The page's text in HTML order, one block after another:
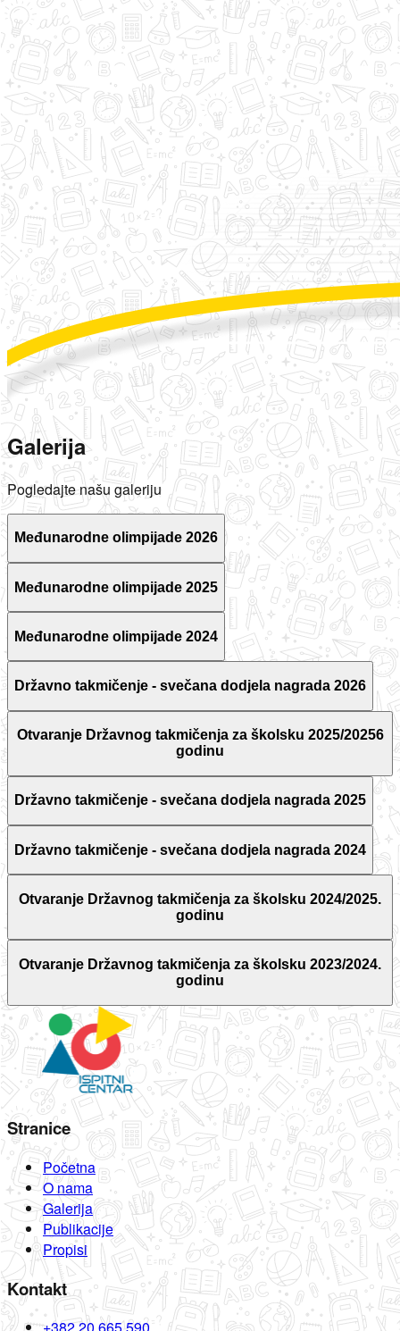
Galerija
Pogledajte našu galeriju
Međunarodne olimpijade 2026
Međunarodne olimpijade 2025
Međunarodne olimpijade 2024
Državno takmičenje - svečana dodjela nagrada 2026
Otvaranje Državnog takmičenja za školsku 2025/20256
godinu
Državno takmičenje - svečana dodjela nagrada 2025
Državno takmičenje - svečana dodjela nagrada 2024
Otvaranje Državnog takmičenja za školsku 2024/2025.
godinu
Otvaranje Državnog takmičenja za školsku 2023/2024.
godinu
Stranice
Početna
O nama
Galerija
Publikacije
Propisi
Kontakt